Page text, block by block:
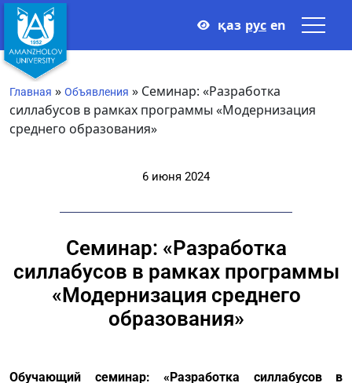
қаз рус en
Главная » Объявления » Семинар: «Разработка
силлабусов в рамках программы «Модернизация
среднего образования»
6 июня 2024
Семинар: «Разработка
силлабусов в рамках программы
«Модернизация среднего
образования»
Обучающий семинар: «Разработка силлабусов в